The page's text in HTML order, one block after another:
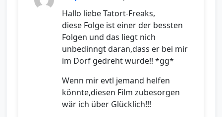
Hallo liebe Tatort-Freaks,
diese Folge ist einer der bessten
Folgen und das liegt nich
unbedinngt daran,dass er bei mir
im Dorf gedreht wurde!! *gg*
Wenn mir evtl jemand helfen
könnte,diesen Film zubesorgen
wär ich über Glücklich!!!